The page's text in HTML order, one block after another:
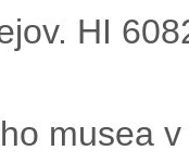
HI
musea